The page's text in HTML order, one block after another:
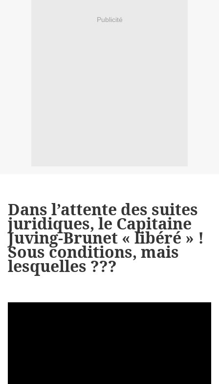
Publicité
Dans l’attente des suites
juridiques, le Capitaine
Juving-Brunet « libéré » !
Sous conditions, mais
lesquelles ???